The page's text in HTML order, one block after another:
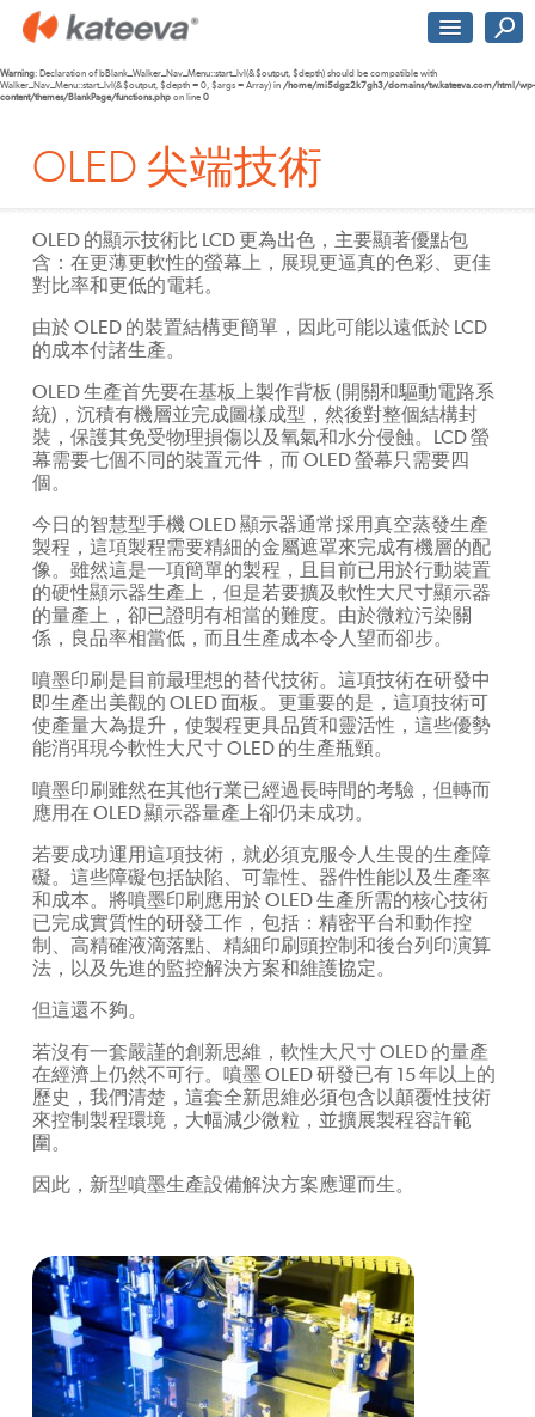
Warning: Declaration of bBlank_Walker_Nav_Menu::start_lvl(&$output, $depth) should be compatible with
Walker_Nav_Menu::start_lvl(&$output, $depth = 0, $args = Array) in /home/mi5dgz2k7gh3/domains/tw.kateeva.com/html/wp-
content/themes/BlankPage/functions.php on line 0
OLED 尖端技術
OLED 的顯示技術比 LCD 更為出色，主要顯著優點包
含：在更薄更軟性的螢幕上，展現更逼真的色彩、更佳
對比率和更低的電耗。
由於 OLED 的裝置結構更簡單，因此可能以遠低於 LCD
的成本付諸生產。
OLED 生產首先要在基板上製作背板 (開關和驅動電路系
統)，沉積有機層並完成圖樣成型，然後對整個結構封
裝，保護其免受物理損傷以及氧氣和水分侵蝕。LCD 螢
幕需要七個不同的裝置元件，而 OLED 螢幕只需要四
個。
今日的智慧型手機 OLED 顯示器通常採用真空蒸發生產
製程，這項製程需要精細的金屬遮罩來完成有機層的配
像。雖然這是一項簡單的製程，且目前已用於行動裝置
的硬性顯示器生產上，但是若要擴及軟性大尺寸顯示器
的量產上，卻已證明有相當的難度。由於微粒污染關
係，良品率相當低，而且生產成本令人望而卻步。
噴墨印刷是目前最理想的替代技術。這項技術在研發中
即生產出美觀的 OLED 面板。更重要的是，這項技術可
使產量大為提升，使製程更具品質和靈活性，這些優勢
能消弭現今軟性大尺寸 OLED 的生產瓶頸。
噴墨印刷雖然在其他行業已經過長時間的考驗，但轉而
應用在 OLED 顯示器量產上卻仍未成功。
若要成功運用這項技術，就必須克服令人生畏的生產障
礙。這些障礙包括缺陷、可靠性、器件性能以及生產率
和成本。將噴墨印刷應用於 OLED 生產所需的核心技術
已完成實質性的研發工作，包括：精密平台和動作控
制、高精確液滴落點、精細印刷頭控制和後台列印演算
法，以及先進的監控解決方案和維護協定。
但這還不夠。
若沒有一套嚴謹的創新思維，軟性大尺寸 OLED 的量產
在經濟上仍然不可行。噴墨 OLED 研發已有 15 年以上的
歷史，我們清楚，這套全新思維必須包含以顛覆性技術
來控制製程環境，大幅減少微粒，並擴展製程容許範
圍。
因此，新型噴墨生產設備解決方案應運而生。